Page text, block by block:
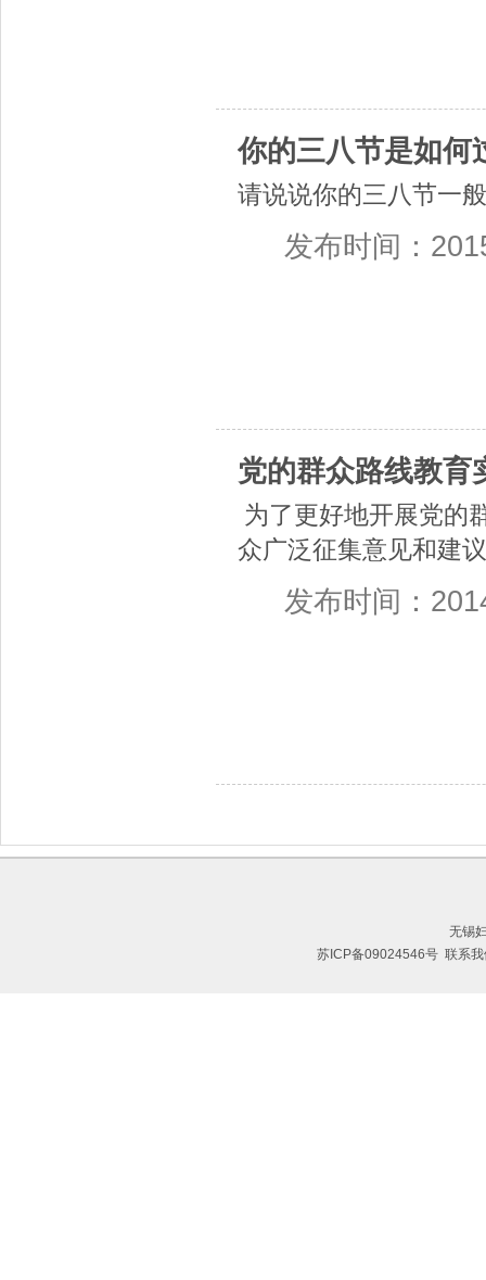
你的三八节是如何
请说说你的三八节一
发布时间：
党的群众路线教育
为了更好地开展党的
众广泛征集意见和建
发布时间：
无锡
苏ICP备09024546号 联系